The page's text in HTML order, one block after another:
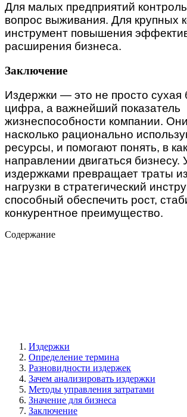
Для малых предприятий
вопрос выживания. Для крупных
инструмент повышения
расширения бизнеса.
Заключение
Издержки — это не просто сухая
цифра, а важнейший показатель
жизнеспособности компании.
насколько рационально
ресурсы, и помогают понять, в
направлении двигаться бизнесу.
издержками превращает траты
нагрузки в стратегический
способный обеспечить рост,
конкурентное преимущество.
Содержание
Издержки
Определение термина
Разновидности издержек
Зачем анализировать издержки
Методы управления затратами
Значение для бизнеса
Заключение